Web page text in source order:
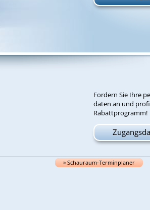
For­dern Sie Ih­re
da­ten an und
Ra­batt­pro­gramm!
» Schau­raum-Ter­min­pla­ner